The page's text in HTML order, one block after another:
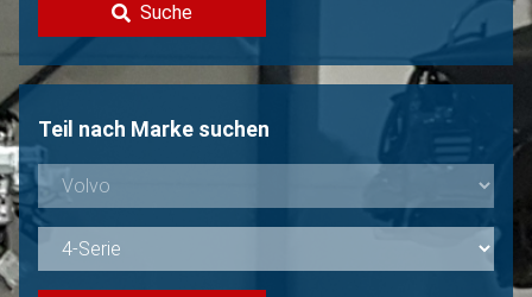
Volvo Verkaufen?
Nicht gefunden?
Suche
Teil nach Marke suchen